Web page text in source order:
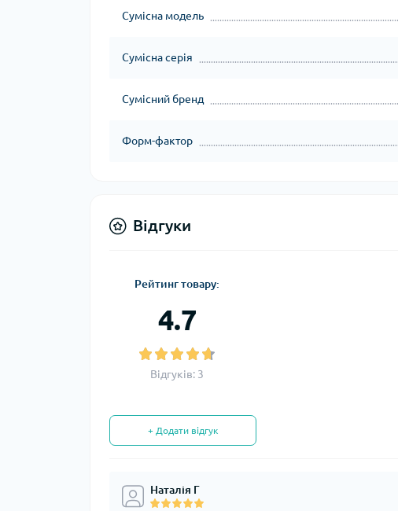
Сумісна модель
Сумісна серія
Сумісний бренд
Форм-фактор
Відгуки
Рейтинг товару:
4.7
Відгуків: 3
+ Додати відгук
Наталія Г